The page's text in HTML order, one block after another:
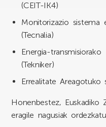
(CEIT-IK4)
Monitorizazio sistema
(Tecnalia)
Energia-
(Tekniker)
Errealitate Areagotuko
Honenbestez, Euskadiko
eragile nagusiak